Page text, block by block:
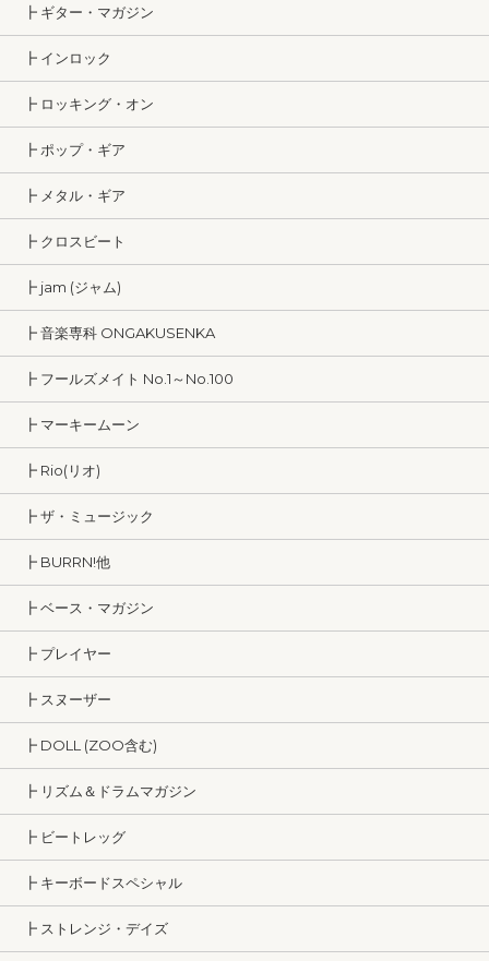
┣ ギター・マガジン
┣ インロック
┣ ロッキング・オン
┣ ポップ・ギア
┣ メタル・ギア
┣ クロスビート
┣ jam (ジャム)
┣ 音楽専科 ONGAKUSENKA
┣ フールズメイト No.1～No.100
┣ マーキームーン
┣ Rio(リオ)
┣ ザ・ミュージック
┣ BURRN!他
┣ ベース・マガジン
┣ プレイヤー
┣ スヌーザー
┣ DOLL (ZOO含む)
┣ リズム＆ドラムマガジン
┣ ビートレッグ
┣ キーボードスペシャル
┣ ストレンジ・デイズ